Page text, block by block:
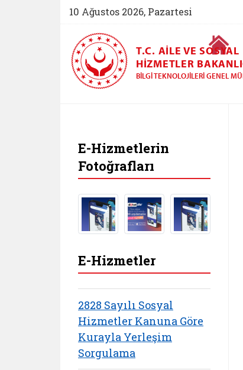
10 Ağustos 2026, Pazartesi
T.C. AILE VE SOSYAL
HIZMETLER
BILGI TEKNOLOJILERI GENEL
Bilgi
E-Hizmetlerin
Fotoğrafları
Görseli aç: dijital ailem banner 1
Görseli aç: dijital ailem banner 2
Görseli aç: dijital ailem
Görseli aç:
E-Hizmetler
2828 Sayılı Sosyal
Hizmetler Kanuna Göre
Kurayla Yerleşim
Sorgulama